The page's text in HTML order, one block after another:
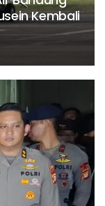
Kembali